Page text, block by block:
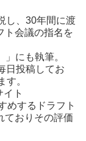
し、30年間に渡
ト会議の指名を
にも執筆。
日投稿してお
。
ト
めするドラフト
ておりその評価